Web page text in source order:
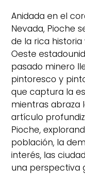
Anidada en el
Nevada, Pioche
de la rica
Oeste
pasado minero
pintoresco y
que captura la
mientras abraza
artículo
Pioche,
población, la
interés, las
una perspectiva